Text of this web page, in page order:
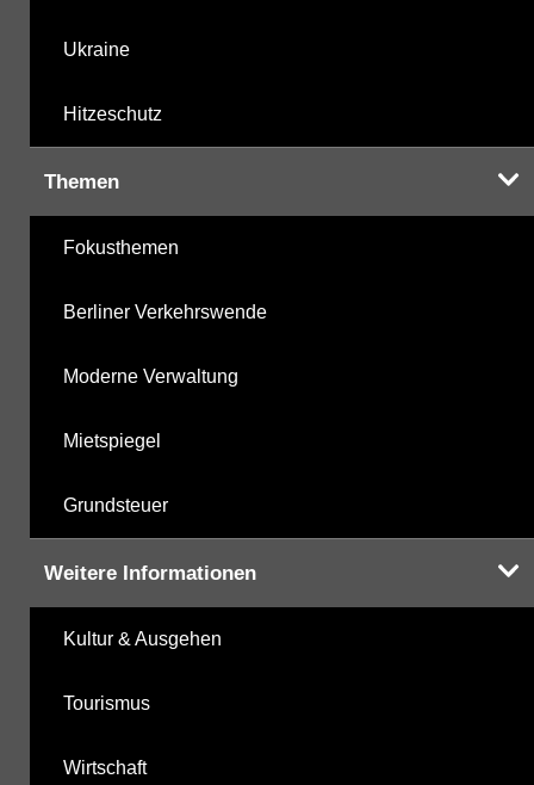
Ukraine
Hitzeschutz
Themen
Fokusthemen
Berliner Verkehrswende
Moderne Verwaltung
Mietspiegel
Grundsteuer
Weitere Informationen
Kultur & Ausgehen
Tourismus
Wirtschaft